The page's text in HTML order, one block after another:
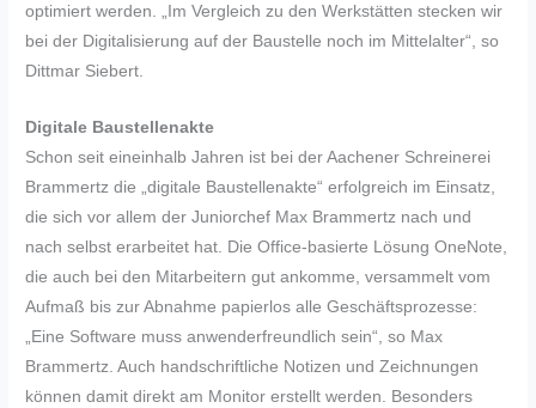
optimiert werden. „Im Vergleich zu den Werkstätten stecken wir
bei der Digitalisierung auf der Baustelle noch im Mittelalter“, so
Dittmar Siebert.
Digitale Baustellenakte
Schon seit eineinhalb Jahren ist bei der Aachener Schreinerei
Brammertz die „digitale Baustellenakte“ erfolgreich im Einsatz,
die sich vor allem der Juniorchef Max Brammertz nach und
nach selbst erarbeitet hat. Die Office-basierte Lösung OneNote,
die auch bei den Mitarbeitern gut ankomme, versammelt vom
Aufmaß bis zur Abnahme papierlos alle Geschäftsprozesse:
„Eine Software muss anwenderfreundlich sein“, so Max
Brammertz. Auch handschriftliche Notizen und Zeichnungen
können damit direkt am Monitor erstellt werden. Besonders